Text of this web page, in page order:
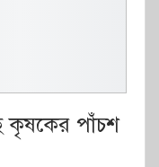
কৃষকের পাঁচশ